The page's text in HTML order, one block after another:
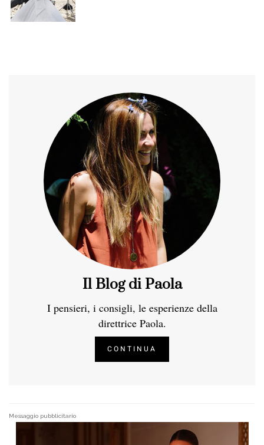
Il Blog di Paola
I pensieri, i consigli, le esperienze della
direttrice Paola.
CONTINUA
Messaggio pubblicitario